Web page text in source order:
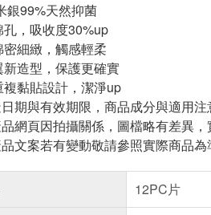
銀99%天然抑菌
孔，吸收度30%up
細緻，觸感輕柔
新造型，保護更確實
複黏貼設計，潔淨up
期與有效期限，商品成分與適用
網頁因拍攝關係，圖檔略有差異
文案若有變動敬請參照實際商品為
12PC片